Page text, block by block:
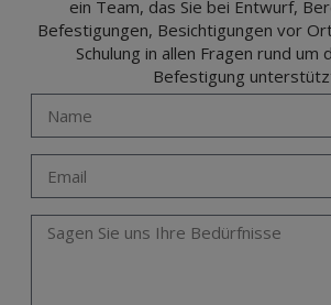
ein Team, das Sie bei Entwurf,
Befestigungen, Besichtigungen vor
Schulung in allen Fragen rund um
Befestigung